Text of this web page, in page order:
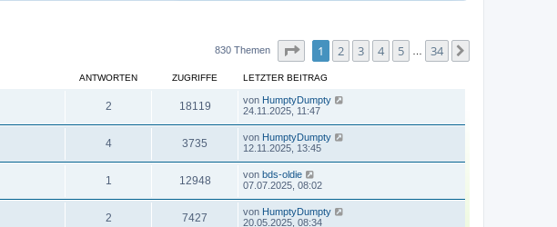
830 Themen Seite von34
1 2 3 4 5 34
ANTWORTEN ZUGRIFFE LETZTER BEITRAG
2 18119 von HumptyDumpty
24.11.2025, 11:47
4 3735 von HumptyDumpty
12.11.2025, 13:45
1 12948 von bds-oldie
07.07.2025, 08:02
2 7427 von HumptyDumpty
20.05.2025, 08:34